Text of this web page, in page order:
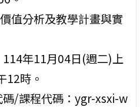
值分析及教學計畫與實
114年11月04日(週二)上
12時。
碼/課程代碼：ygr-xsxi-w